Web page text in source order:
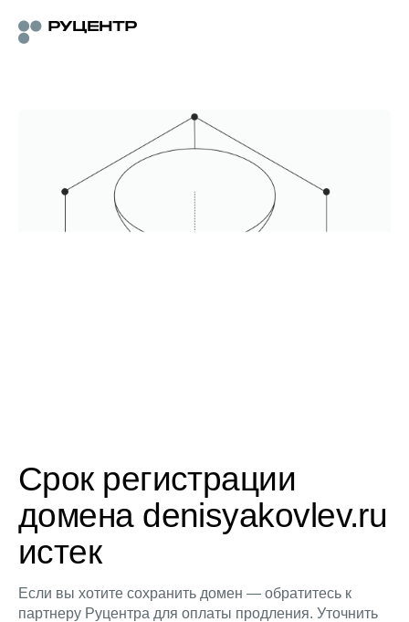
Срок регистрации
домена denisyakovlev.ru
истек
Если вы хотите сохранить домен — обратитесь к
партнеру Руцентра для оплаты продления. Уточнить